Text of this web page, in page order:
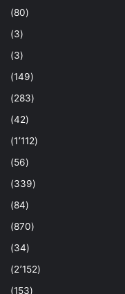
(80)
(3)
(3)
(149)
(283)
(42)
(1٬112)
(56)
(339)
(84)
(870)
(34)
(2٬152)
(153)